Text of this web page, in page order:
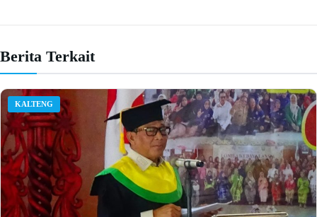
Berita Terkait
KALTENG